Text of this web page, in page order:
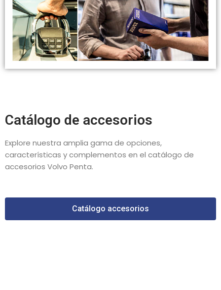
Catálogo de accesorios
Explore nuestra amplia gama de opciones,
características y complementos en el catálogo de
accesorios Volvo Penta.
Catálogo accesorios